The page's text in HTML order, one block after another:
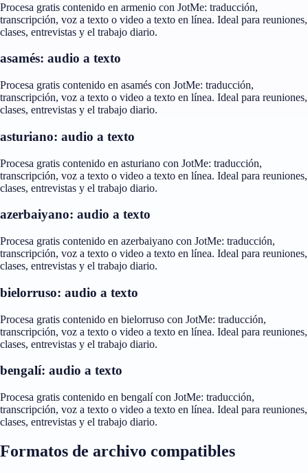
Procesa gratis contenido en armenio con JotMe: traducción,
transcripción, voz a texto o video a texto en línea. Ideal para reuniones,
clases, entrevistas y el trabajo diario.
asamés: audio a texto
Procesa gratis contenido en asamés con JotMe: traducción,
transcripción, voz a texto o video a texto en línea. Ideal para reuniones,
clases, entrevistas y el trabajo diario.
asturiano: audio a texto
Procesa gratis contenido en asturiano con JotMe: traducción,
transcripción, voz a texto o video a texto en línea. Ideal para reuniones,
clases, entrevistas y el trabajo diario.
azerbaiyano: audio a texto
Procesa gratis contenido en azerbaiyano con JotMe: traducción,
transcripción, voz a texto o video a texto en línea. Ideal para reuniones,
clases, entrevistas y el trabajo diario.
bielorruso: audio a texto
Procesa gratis contenido en bielorruso con JotMe: traducción,
transcripción, voz a texto o video a texto en línea. Ideal para reuniones,
clases, entrevistas y el trabajo diario.
bengalí: audio a texto
Procesa gratis contenido en bengalí con JotMe: traducción,
transcripción, voz a texto o video a texto en línea. Ideal para reuniones,
clases, entrevistas y el trabajo diario.
Formatos de archivo compatibles